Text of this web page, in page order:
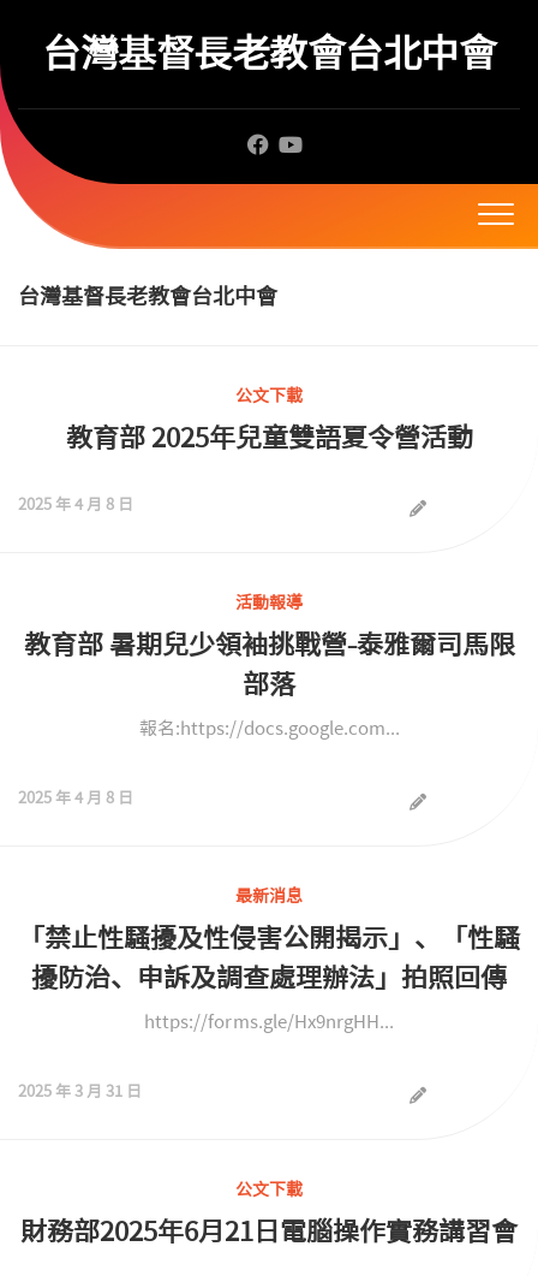
content台灣基督長老教會台北中會
台灣基督長老教會台北中會
公文下載
教育部 2025年兒童雙語夏令營活動
2025 年 4 月 8 日
活動報導
教育部 暑期兒少領袖挑戰營-泰雅爾司馬限
部落
報名:https://docs.google.com...
2025 年 4 月 8 日
最新消息
「禁止性騷擾及性侵害公開揭示」、「性騷
擾防治、申訴及調查處理辦法」拍照回傳
https://forms.gle/Hx9nrgHH...
2025 年 3 月 31 日
公文下載
財務部2025年6月21日電腦操作實務講習會